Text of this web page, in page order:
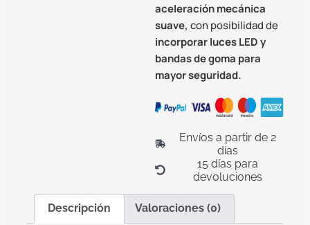
aceleración mecánica
suave, con posibilidad de
incorporar luces LED y
bandas de goma para
mayor seguridad.
Envíos a partir de 2
días
15 días para
devoluciones
Descripción Valoraciones (0)